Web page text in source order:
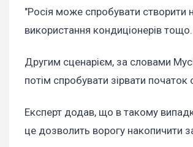
"Росія може спробувати створити
використання кондиціонерів
Другим сценарієм, за словами
потім спробувати зірвати
Експерт додав, що в такому
це дозволить ворогу накопичити